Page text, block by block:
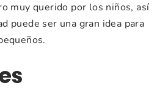
muy querido por los niños, así
puede ser una gran idea para